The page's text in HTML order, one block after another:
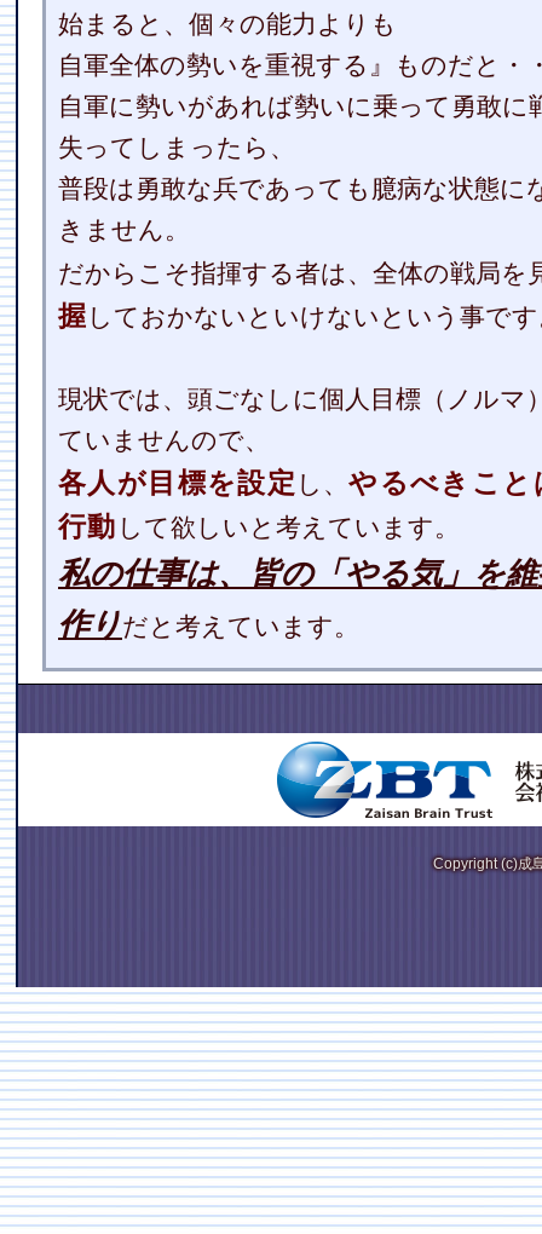
始まると、個々の能力よりも
自軍全体の勢いを重視する』ものだと・
自軍に勢いがあれば勢いに乗って勇敢に
失ってしまったら、
普段は勇敢な兵であっても臆病な状態に
きません。
だからこそ指揮する者は、全体の戦局を
握 しておかないといけないという事で
現状では、頭ごなしに個人目標（ノルマ
ていませんので、
各人が目標を設定 し、やるべきこと
行動 して欲しいと考えています。
私の仕事は、皆の「やる気」を
作りだと考えています。
Copyright (c)成